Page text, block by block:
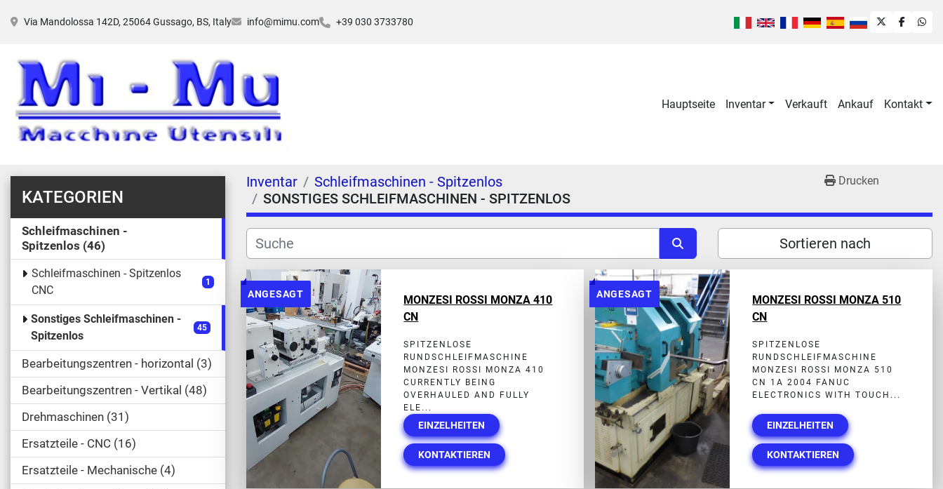
Via Mandolossa 142D, 25064 Gussago, BS, Italy info@mimu.com +39 030 3733780 twitter
Hauptseite Inventar Verkauft Ankauf Kontakt
KATEGORIEN
Schleifmaschinen -
Spitzenlos 46
Schleifmaschinen - Spitzenlos
CNC
1
Sonstiges Schleifmaschinen -
Spitzenlos
45
Bearbeitungszentren - horizontal
3
Bearbeitungszentren - Vertikal
48
Drehmaschinen 31
Ersatzteile - CNC 16
Ersatzteile - Mechanische 4
Inventar
Schleifmaschinen - Spitzenlos
SONSTIGES SCHLEIFMASCHINEN - SPITZENLOS
Drucken
Sortieren nach
ANGESAGT
MONZESI ROSSI MONZA 410
CN
SPITZENLOSE
RUNDSCHLEIFMASCHINE
MONZESI ROSSI MONZA 410
CURRENTLY BEING
OVERHAULED AND FULLY
ELE...
EINZELHEITEN
KONTAKTIEREN
ANGESAGT
MONZESI ROSSI MONZA 510
CN
SPITZENLOSE
RUNDSCHLEIFMASCHINE
MONZESI ROSSI MONZA 510
CN 1A 2004 FANUC
ELECTRONICS WITH TOUCH...
EINZELHEITEN
KONTAKTIEREN